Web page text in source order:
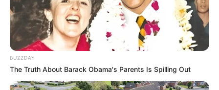
BUZZDAY
The Truth About Barack Obama's Parents Is Spilling Out